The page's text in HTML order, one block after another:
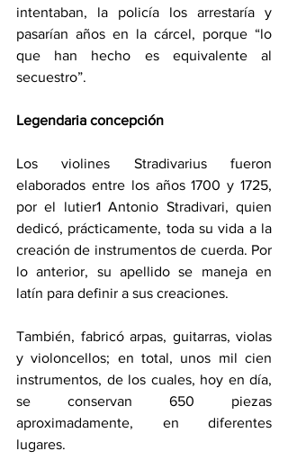
intentaban, la policía los arrestaría y
pasarían años en la cárcel, porque “lo
que han hecho es equivalente al
secuestro”.
Legendaria concepción
Los violines Stradivarius fueron
elaborados entre los años 1700 y 1725,
por el lutier1 Antonio Stradivari, quien
dedicó, prácticamente, toda su vida a la
creación de instrumentos de cuerda. Por
lo anterior, su apellido se maneja en
latín para definir a sus creaciones.
También, fabricó arpas, guitarras, violas
y violoncellos; en total, unos mil cien
instrumentos, de los cuales, hoy en día,
se conservan 650 piezas
aproximadamente, en diferentes
lugares.